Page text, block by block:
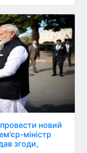
новий
міністр
згоди,